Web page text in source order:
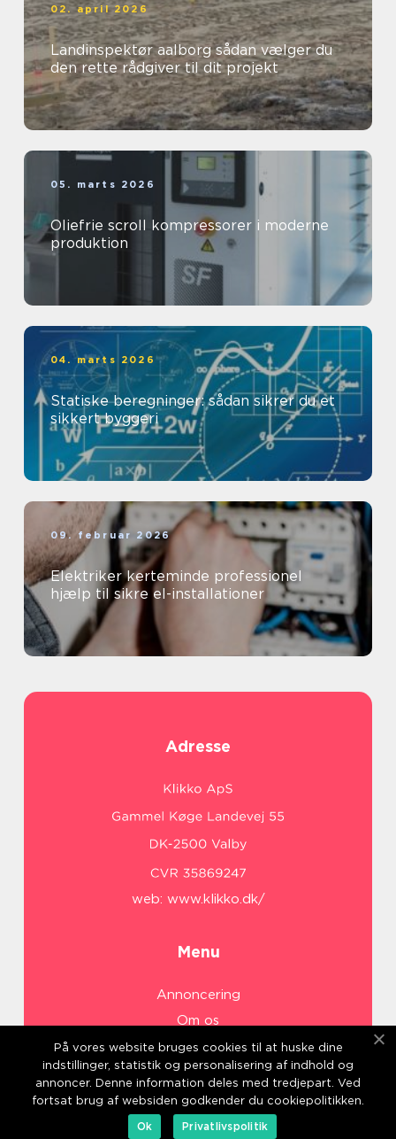
02. april 2026
Landinspektør aalborg sådan vælger du
den rette rådgiver til dit projekt
05. marts 2026
Oliefrie scroll kompressorer i moderne
produktion
04. marts 2026
Statiske beregninger: sådan sikrer du et
sikkert byggeri
09. februar 2026
Elektriker kerteminde professionel
hjælp til sikre el-installationer
Adresse
web: www.klikko.dk/
Menu
Annoncering
Om os
Cookies
Kontakt os
Sitemap
På vores website bruges cookies til at huske dine
indstillinger, statistik og personalisering af indhold og
annoncer. Denne information deles med tredjepart. Ved
fortsat brug af websiden godkender du cookiepolitikken.
Ok
Privatlivspolitik